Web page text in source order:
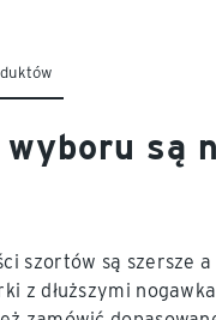
są
szortów są szersze
z dłuższymi